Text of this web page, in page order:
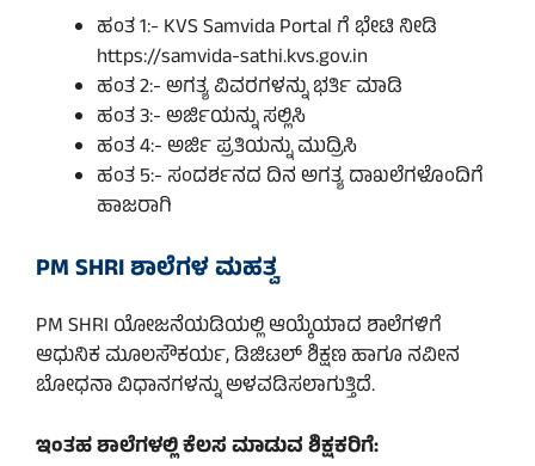
ಹಂತ 1:- KVS Samvida Portal ಗೆ ಭೇಟಿ ನೀಡಿ
https://samvida-sathi.kvs.gov.in
ಹಂತ 2:- ಅಗತ್ಯ ವಿವರಗಳನ್ನು ಭರ್ತಿ ಮಾಡಿ
ಹಂತ 3:- ಅರ್ಜಿಯನ್ನು ಸಲ್ಲಿಸಿ
ಹಂತ 4:- ಅರ್ಜಿ ಪ್ರತಿಯನ್ನು ಮುದ್ರಿಸಿ
ಹಂತ 5:- ಸಂದರ್ಶನದ ದಿನ ಅಗತ್ಯ ದಾಖಲೆಗಳೊಂದಿಗೆ
ಹಾಜರಾಗಿ
PM SHRI ಶಾಲೆಗಳ ಮಹತ್ವ
PM SHRI ಯೋಜನೆಯಡಿಯಲ್ಲಿ ಆಯ್ಕೆಯಾದ ಶಾಲೆಗಳಿಗೆ
ಆಧುನಿಕ ಮೂಲಸೌಕರ್ಯ, ಡಿಜಿಟಲ್ ಶಿಕ್ಷಣ ಹಾಗೂ ನವೀನ
ಬೋಧನಾ ವಿಧಾನಗಳನ್ನು ಅಳವಡಿಸಲಾಗುತ್ತಿದೆ.
ಇಂತಹ ಶಾಲೆಗಳಲ್ಲಿ ಕೆಲಸ ಮಾಡುವ ಶಿಕ್ಷಕರಿಗೆ: